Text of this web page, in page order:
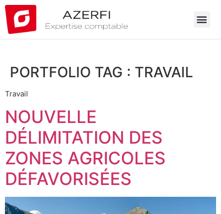
PORTFOLIO TAG : TRAVAIL
Travail
NOUVELLE
DÉLIMITATION DES
ZONES AGRICOLES
DÉFAVORISÉES